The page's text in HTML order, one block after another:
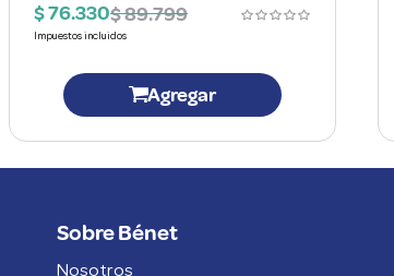
$76.330$89.799
Agregar
Sobre Bénet
Nosotros